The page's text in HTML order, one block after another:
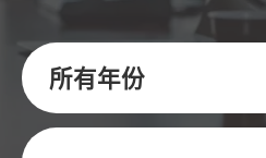
所有年份
關鍵字